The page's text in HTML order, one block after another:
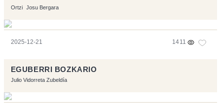
Ortzi Josu Bergara
2025-12-21 1411
EGUBERRI BOZKARIO
Julio Vidorreta Zubeldía